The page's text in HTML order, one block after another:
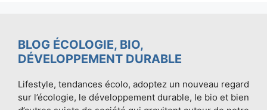
BLOG ÉCOLOGIE, BIO,
DÉVELOPPEMENT DURABLE
Lifestyle, tendances écolo, adoptez un nouveau regard
sur l’écologie, le développement durable, le bio et bien